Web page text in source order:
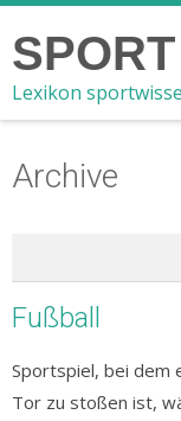
Lexikon
Archive
Fußball
Sportspiel, bei dem
Tor zu stoßen ist,